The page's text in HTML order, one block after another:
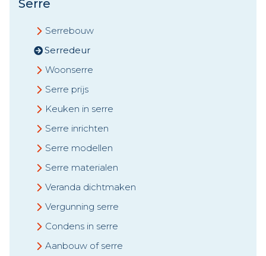
Serre
Serrebouw
Serredeur
Woonserre
Serre prijs
Keuken in serre
Serre inrichten
Serre modellen
Serre materialen
Veranda dichtmaken
Vergunning serre
Condens in serre
Aanbouw of serre